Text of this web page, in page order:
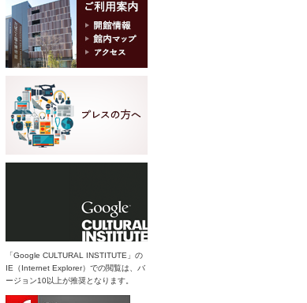
「Google CULTURAL INSTITUTE」の
IE（Internet Explorer）での閲覧は、バ
ージョン10以上が推奨となります。